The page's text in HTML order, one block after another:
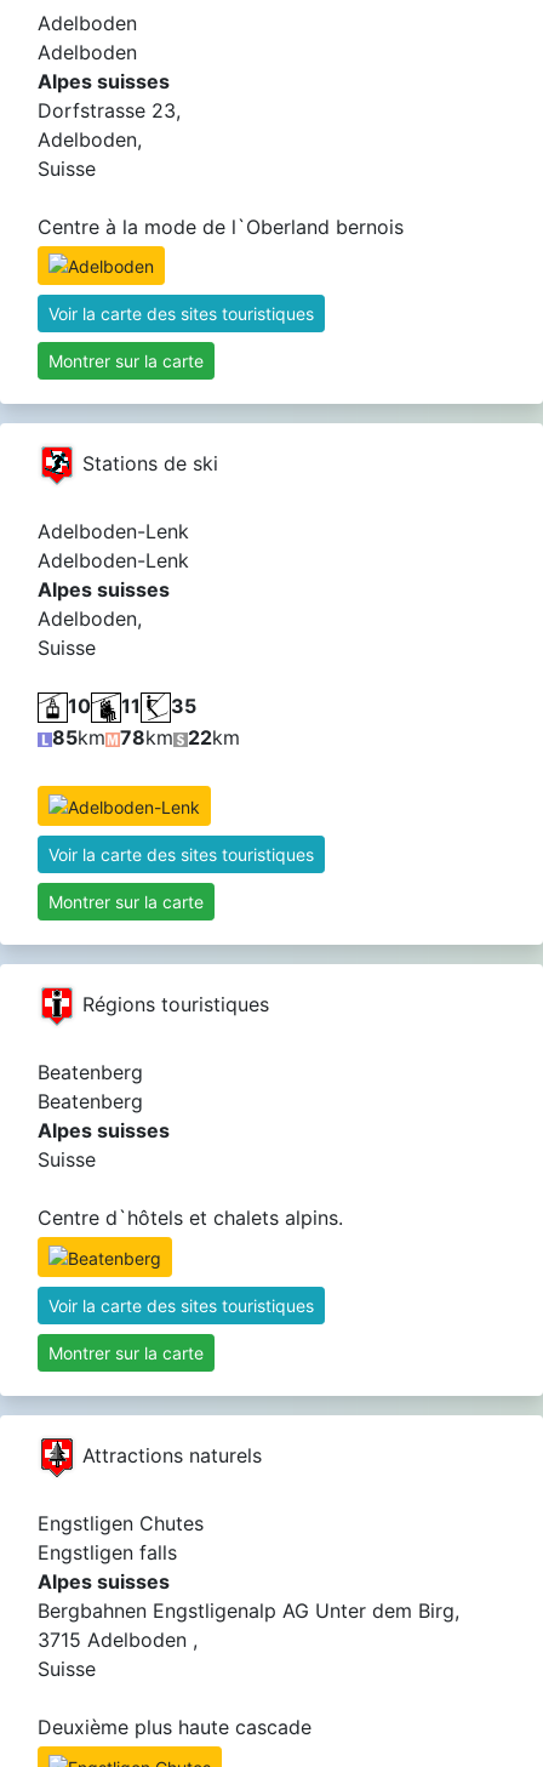
Adelboden
Adelboden
Alpes suisses
Dorfstrasse 23,
Adelboden,
Suisse
Centre à la mode de l`Oberland bernois
Voir la carte des sites touristiques
Montrer sur la carte
Stations de ski
Adelboden-Lenk
Adelboden-Lenk
Alpes suisses
Adelboden,
Suisse
10 11
35
85km 78km 22km
Voir la carte des sites touristiques
Montrer sur la carte
Régions touristiques
Beatenberg
Beatenberg
Alpes suisses
Suisse
Centre d`hôtels et chalets alpins.
Voir la carte des sites touristiques
Montrer sur la carte
Attractions naturels
Engstligen Chutes
Engstligen falls
Alpes suisses
Bergbahnen Engstligenalp AG Unter dem Birg,
3715 Adelboden ,
Suisse
Deuxième plus haute cascade